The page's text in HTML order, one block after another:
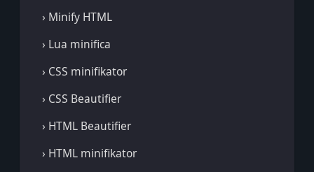
› Minify HTML
› Lua minifica
› CSS minifikator
› CSS Beautifier
› HTML Beautifier
› HTML minifikator